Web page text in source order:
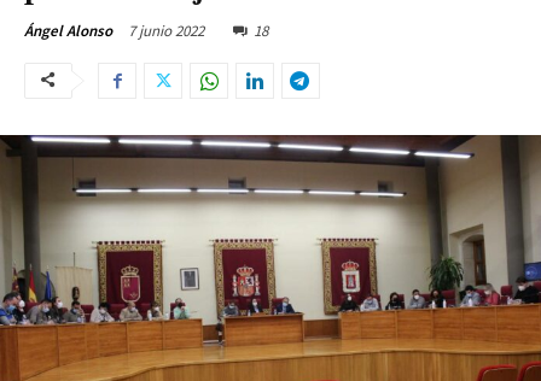
Ángel Alonso 7 junio 2022 18